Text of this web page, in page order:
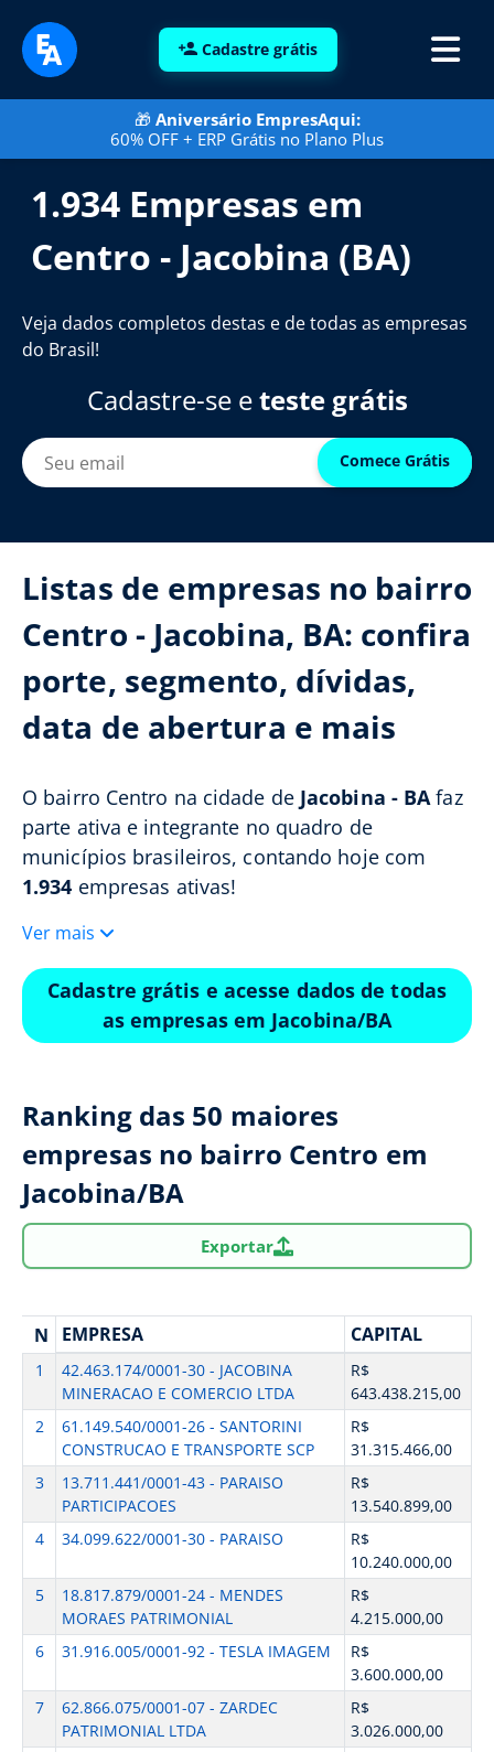
Cadastre grátis
🎁 Aniversário EmpresAqui:
60% OFF + ERP Grátis no Plano Plus
1.934 Empresas em
Centro - Jacobina (BA)
Veja dados completos destas e de todas as empresas
do Brasil!
Cadastre-se eteste grátis
Comece Grátis
Listas de empresas no bairro
Centro - Jacobina, BA: confira
porte, segmento, dívidas,
data de abertura e mais
O bairro Centro na cidade de Jacobina - BAfaz
parte ativa e integrante no quadro de
municípios brasileiros, contando hoje com
1.934 empresas ativas!
Ver mais
Cadastre grátis e acesse dados de todas
as empresas em Jacobina/BA
Ranking das 50 maiores
empresas no bairro Centro em
Jacobina/BA
Exportar
N EMPRESA CAPITAL
1
42.463.174/0001-30 - JACOBINA
MINERACAO E COMERCIO LTDA
R$
643.438.215,00
2
61.149.540/0001-26 - SANTORINI
CONSTRUCAO E TRANSPORTE SCP
R$
31.315.466,00
3
13.711.441/0001-43 - PARAISO
PARTICIPACOES
R$
13.540.899,00
4
34.099.622/0001-30 - PARAISO
R$
10.240.000,00
5
18.817.879/0001-24 - MENDES
MORAES PATRIMONIAL
R$
4.215.000,00
6
31.916.005/0001-92 - TESLA IMAGEM
R$
3.600.000,00
7
62.866.075/0001-07 - ZARDEC
PATRIMONIAL LTDA
R$
3.026.000,00